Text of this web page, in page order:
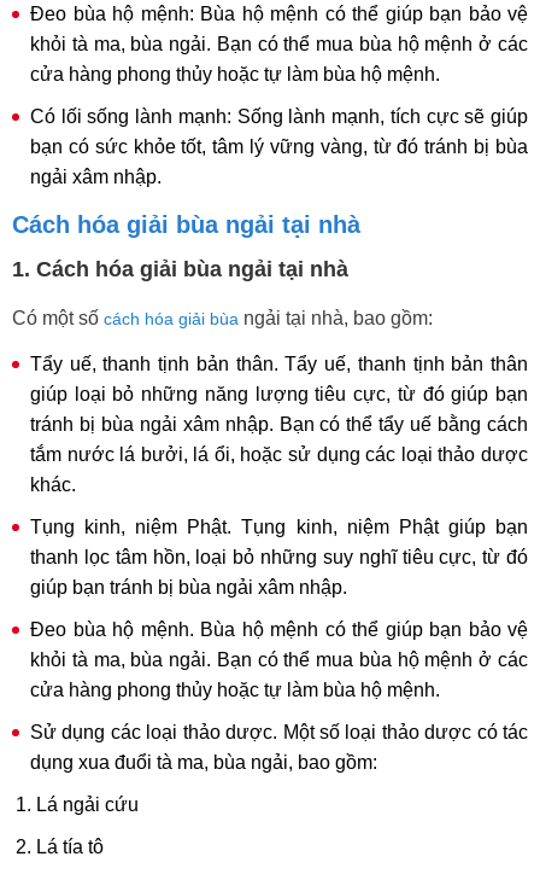
Đeo bùa hộ mệnh: Bùa hộ mệnh có thể giúp bạn bảo vệ
khỏi tà ma, bùa ngải. Bạn có thể mua bùa hộ mệnh ở các
cửa hàng phong thủy hoặc tự làm bùa hộ mệnh.
Có lối sống lành mạnh: Sống lành mạnh, tích cực sẽ giúp
bạn có sức khỏe tốt, tâm lý vững vàng, từ đó tránh bị bùa
ngải xâm nhập.
Cách hóa giải bùa ngải tại nhà
1. Cách hóa giải bùa ngải tại nhà
Có một số cách hóa giải bùa ngải tại nhà, bao gồm:
Tẩy uế, thanh tịnh bản thân. Tẩy uế, thanh tịnh bản thân
giúp loại bỏ những năng lượng tiêu cực, từ đó giúp bạn
tránh bị bùa ngải xâm nhập. Bạn có thể tẩy uế bằng cách
tắm nước lá bưởi, lá ổi, hoặc sử dụng các loại thảo dược
khác.
Tụng kinh, niệm Phật. Tụng kinh, niệm Phật giúp bạn
thanh lọc tâm hồn, loại bỏ những suy nghĩ tiêu cực, từ đó
giúp bạn tránh bị bùa ngải xâm nhập.
Đeo bùa hộ mệnh. Bùa hộ mệnh có thể giúp bạn bảo vệ
khỏi tà ma, bùa ngải. Bạn có thể mua bùa hộ mệnh ở các
cửa hàng phong thủy hoặc tự làm bùa hộ mệnh.
Sử dụng các loại thảo dược. Một số loại thảo dược có tác
dụng xua đuổi tà ma, bùa ngải, bao gồm:
Lá ngải cứu
Lá tía tô